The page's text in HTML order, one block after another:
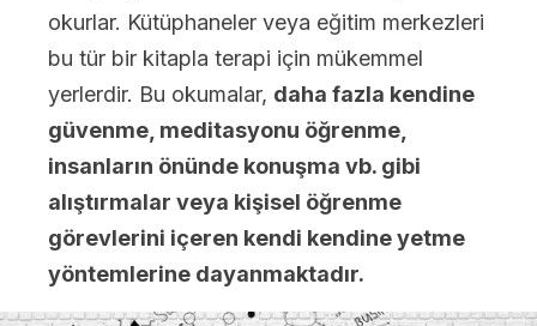
okurlar. Kütüphaneler veya eğitim merkezleri
bu tür bir kitapla terapi için mükemmel
yerlerdir. Bu okumalar, daha fazla kendine
güvenme, meditasyonu öğrenme,
insanların önünde konuşma vb. gibi
alıştırmalar veya kişisel öğrenme
görevlerini içeren kendi kendine yetme
yöntemlerine dayanmaktadır.